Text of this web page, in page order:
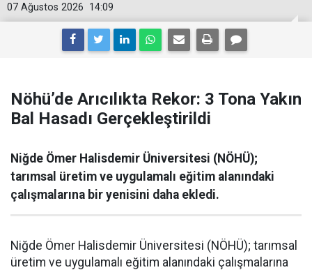
14:09
07 Ağustos 2026
Nöhü’de Arıcılıkta Rekor: 3 Tona Yakın
Bal Hasadı Gerçekleştirildi
Niğde Ömer Halisdemir Üniversitesi (NÖHÜ);
tarımsal üretim ve uygulamalı eğitim alanındaki
çalışmalarına bir yenisini daha ekledi.
Niğde Ömer Halisdemir Üniversitesi (NÖHÜ); tarımsal
üretim ve uygulamalı eğitim alanındaki çalışmalarına